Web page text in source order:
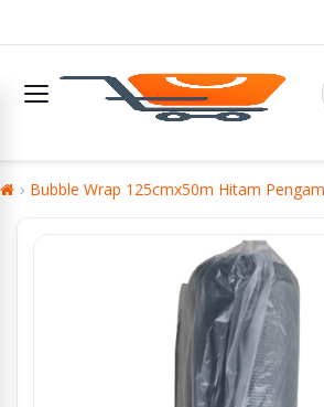
Bubble Wrap 125cmx50m Hitam